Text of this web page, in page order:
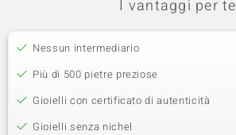
I vantaggi per te
Nessun intermediario
Più di 500 pietre preziose
Gioielli con certificato di autenticità
Gioielli senza nichel